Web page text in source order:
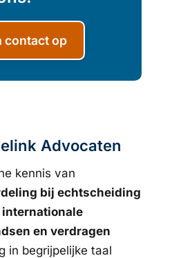
contact op
Advocaten
kennis van
bij echtscheiding
internationale
en verdragen
in begrijpelijke taal